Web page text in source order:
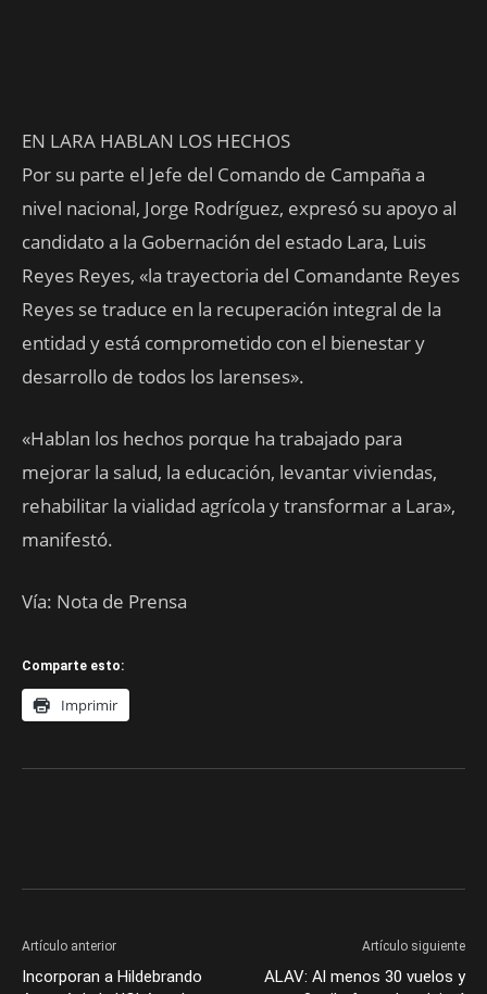
EN LARA HABLAN LOS HECHOS
Por su parte el Jefe del Comando de Campaña a
nivel nacional, Jorge Rodríguez, expresó su apoyo al
candidato a la Gobernación del estado Lara, Luis
Reyes Reyes, «la trayectoria del Comandante Reyes
Reyes se traduce en la recuperación integral de la
entidad y está comprometido con el bienestar y
desarrollo de todos los larenses».
«Hablan los hechos porque ha trabajado para
mejorar la salud, la educación, levantar viviendas,
rehabilitar la vialidad agrícola y transformar a Lara»,
manifestó.
Vía: Nota de Prensa
Comparte esto:
Imprimir
Artículo anterior
Incorporan a Hildebrando
Artículo siguiente
ALAV: Al menos 30 vuelos y